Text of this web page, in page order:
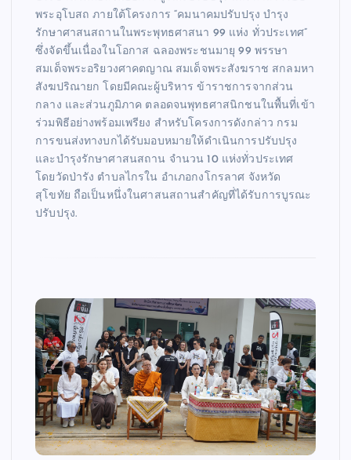
พระอุโบสถ ภายใต้โครงการ “คมนาคมปรับปรุง บำรุง
รักษาศาสนสถานในพระพุทธศาสนา 99 แห่ง ทั่วประเทศ”
ซึ่งจัดขึ้นเนื่องในโอกาส ฉลองพระชนมายุ 99 พรรษา
สมเด็จพระอริยวงศาคตญาณ สมเด็จพระสังฆราช สกลมหา
สังฆปริณายก โดยมีคณะผู้บริหาร ข้าราชการจากส่วน
กลาง และส่วนภูมิภาค ตลอดจนพุทธศาสนิกชนในพื้นที่เข้า
ร่วมพิธีอย่างพร้อมเพรียง สำหรับโครงการดังกล่าว กรม
การขนส่งทางบกได้รับมอบหมายให้ดำเนินการปรับปรุง
และบำรุงรักษาศาสนสถาน จำนวน 10 แห่งทั่วประเทศ
โดยวัดป่ารัง ตำบลไกรใน อำเภอกงโกรลาศ จังหวัด
สุโขทัย ถือเป็นหนึ่งในศาสนสถานสำคัญที่ได้รับการบูรณะ
ปรับปรุง.